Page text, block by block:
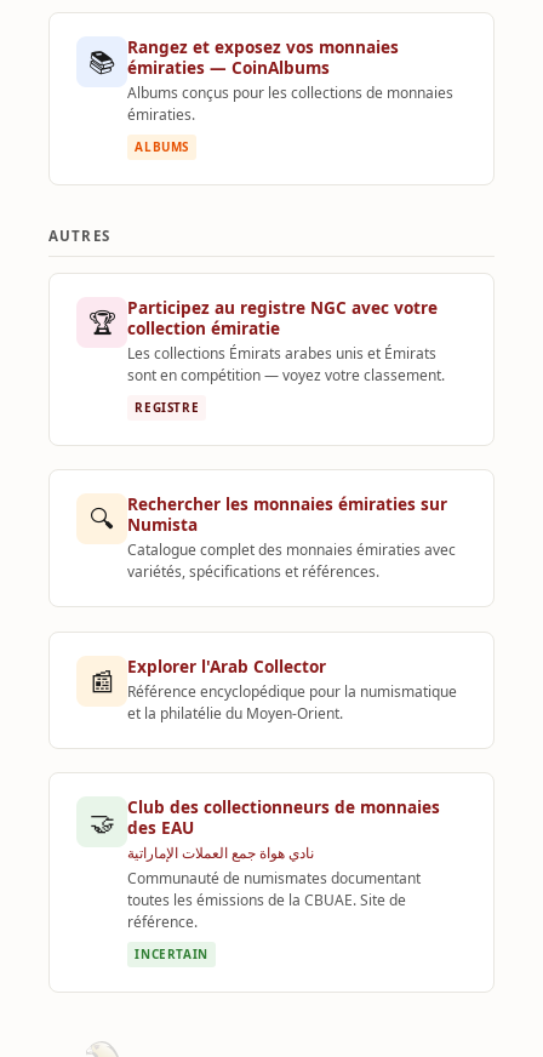
📚 Rangez et exposez vos monnaies
émiraties — CoinAlbums
Albums conçus pour les collections de monnaies
émiraties.
ALBUMS
AUTRES
🏆 Participez au registre NGC avec votre
collection émiratie
Les collections Émirats arabes unis et Émirats
sont en compétition — voyez votre classement.
REGISTRE
🔍
Rechercher les monnaies émiraties sur
Numista
Catalogue complet des monnaies émiraties avec
variétés, spécifications et références.
📰 Explorer l'Arab Collector
Référence encyclopédique pour la numismatique
et la philatélie du Moyen-Orient.
🤝 Club des collectionneurs de monnaies
des EAU
نادي هواة جمع العملات الإماراتية
Communauté de numismates documentant
toutes les émissions de la CBUAE. Site de
référence.
INCERTAIN